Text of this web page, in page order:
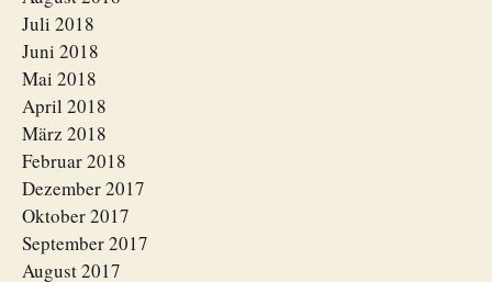
Juli 2018
Juni 2018
Mai 2018
April 2018
März 2018
Februar 2018
Dezember 2017
Oktober 2017
September 2017
August 2017